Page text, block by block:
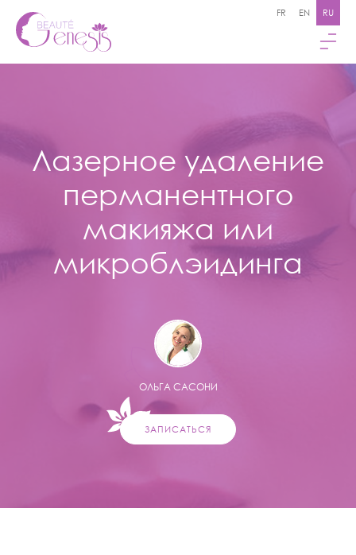
FR EN RU
Лазерное удаление
перманентного
макияжа или
микроблэидинга
ОЛЬГА САСОНИ
ЗАПИСАТЬСЯ